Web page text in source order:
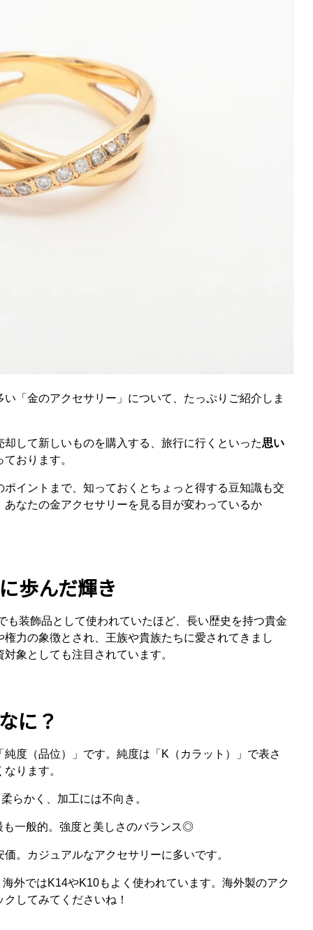
「金のアクセサリー」について、たっぷりご紹介しま
して新しいものを購入する、旅行に行くといった思い
おります。
イントまで、知っておくとちょっと得する豆知識も交
なたの金アクセサリーを見る目が変わっているか
歩んだ輝き
も装飾品として使われていたほど、長い歴史を持つ貴金
力の象徴とされ、王族や貴族たちに愛されてきまし
象としても注目されています。
に？
度（品位）」です。純度は「K（カラット）」で表さ
ります。
らかく、加工には不向き。
一般的。強度と美しさのバランス◎
。カジュアルなアクセサリーに多いです。
外ではK14やK10もよく使われています。海外製のアク
してみてくださいね！